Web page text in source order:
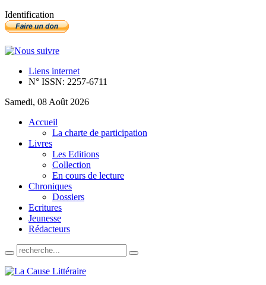
Identification
Liens internet
N° ISSN: 2257-6711
Samedi, 08 Août 2026
Accueil
La charte de participation
Livres
Les Editions
Collection
En cours de lecture
Chroniques
Dossiers
Ecritures
Jeunesse
Rédacteurs